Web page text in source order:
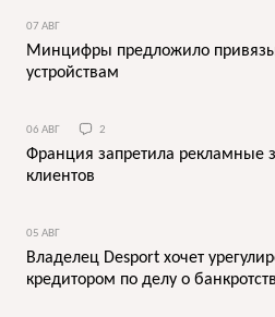
07 АВГ
Минцифры предложило
устройствам
06 АВГ 2
Франция запретила рекламные
клиентов
05 АВГ
Владелец Desport хочет
кредитором по делу о